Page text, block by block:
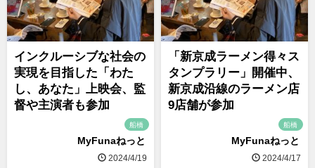
インクルーシブな社会の
実現を目指した「わた
し、あなた」上映会、監
督や主演者も参加
船橋
MyFunaねっと
2024/4/19
「新京成ラーメン得々ス
タンプラリー」開催中、
新京成沿線のラーメン店
9店舗が参加
船橋
MyFunaねっと
2024/4/17